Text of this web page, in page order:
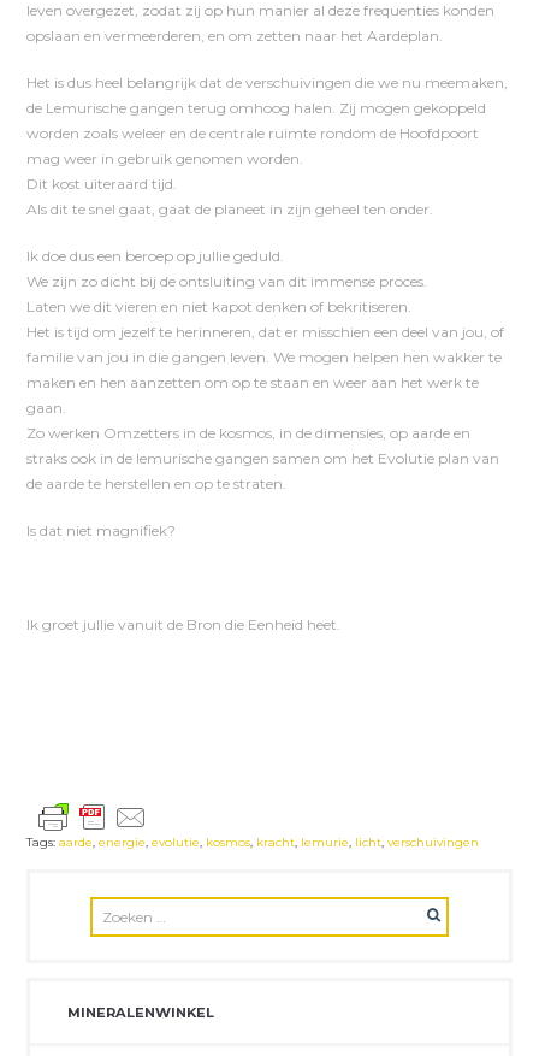
leven overgezet, zodat zij op hun manier al deze frequenties konden
opslaan en vermeerderen, en om zetten naar het Aardeplan.
Het is dus heel belangrijk dat de verschuivingen die we nu meemaken,
de Lemurische gangen terug omhoog halen. Zij mogen gekoppeld
worden zoals weleer en de centrale ruimte rondom de Hoofdpoort
mag weer in gebruik genomen worden.
Dit kost uiteraard tijd.
Als dit te snel gaat, gaat de planeet in zijn geheel ten onder.
Ik doe dus een beroep op jullie geduld.
We zijn zo dicht bij de ontsluiting van dit immense proces.
Laten we dit vieren en niet kapot denken of bekritiseren.
Het is tijd om jezelf te herinneren, dat er misschien een deel van jou, of
familie van jou in die gangen leven. We mogen helpen hen wakker te
maken en hen aanzetten om op te staan en weer aan het werk te
gaan.
Zo werken Omzetters in de kosmos, in de dimensies, op aarde en
straks ook in de lemurische gangen samen om het Evolutie plan van
de aarde te herstellen en op te straten.
Is dat niet magnifiek?
Ik groet jullie vanuit de Bron die Eenheid heet.
Tags:aarde,energie,evolutie, kosmos, kracht, lemurie, licht,verschuivingen
MINERALENWINKEL